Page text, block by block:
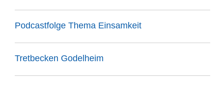
Podcastfolge Thema Einsamkeit
Tretbecken Godelheim